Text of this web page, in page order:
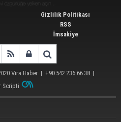
Gizlilik Politikası
RSS
İmsakiye
Vira Haber | +90 542 236 66 38 |
Scripti